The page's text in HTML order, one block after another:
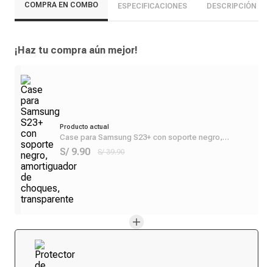
COMPRA EN COMBO ESPECIFICACIONES DESCRIPCIÓN
¡Haz tu compra aún mejor!
Producto actual
Case para Samsung S23+ con soporte negro,
amortiguador de choques, transparente
S/ 9.90 S/ 39.90